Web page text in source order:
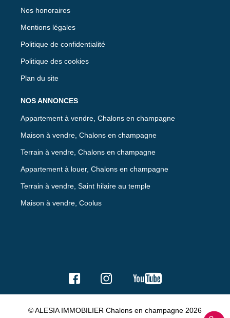
Nos honoraires
Mentions légales
Politique de confidentialité
Politique des cookies
Plan du site
NOS ANNONCES
Appartement à vendre, Chalons en champagne
Maison à vendre, Chalons en champagne
Terrain à vendre, Chalons en champagne
Appartement à louer, Chalons en champagne
Terrain à vendre, Saint hilaire au temple
Maison à vendre, Coolus
© ALESIA IMMOBILIER Chalons en champagne 2026